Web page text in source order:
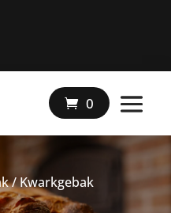
0
/ Kwarkgebak